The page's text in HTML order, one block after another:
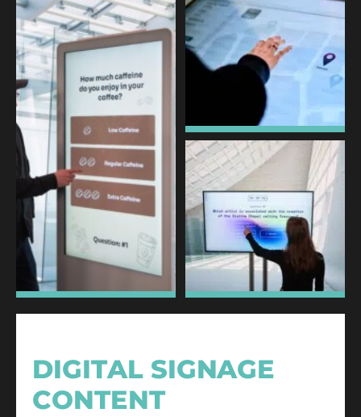
DIGITAL SIGNAGE
CONTENT